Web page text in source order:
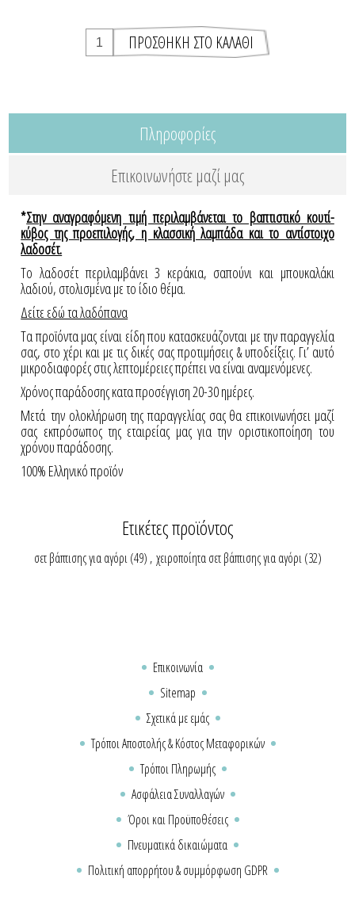
Πληροφορίες
Επικοινωνήστε μαζί μας
*Στην αναγραφόμενη τιμή περιλαμβάνεται το βαπτιστικό κουτί-
κύβος της προεπιλογής, η κλασσική λαμπάδα και το αντίστοιχο
λαδοσέτ.
Το λαδοσέτ περιλαμβάνει 3 κεράκια, σαπούνι και μπουκαλάκι
λαδιού, στολισμένα με το ίδιο θέμα.
Δείτε εδώ τα λαδόπανα
Τα προϊόντα μας είναι είδη που κατασκευάζονται με την παραγγελία
σας, στο χέρι και με τις δικές σας προτιμήσεις & υποδείξεις. Γι’ αυτό
μικροδιαφορές στις λεπτομέρειες πρέπει να είναι αναμενόμενες.
Χρόνος παράδοσης κατα προσέγγιση 20-30 ημέρες.
Μετά την ολοκλήρωση της παραγγελίας σας θα επικοινωνήσει μαζί
σας εκπρόσωπος της εταιρείας μας για την οριστικοποίηση του
χρόνου παράδοσης.
100% Ελληνικό προϊόν
Ετικέτες προϊόντος
σετ βάπτισης για αγόρι (49) , χειροποίητα σετ βάπτισης για αγόρι (32)
Επικοινωνία
Sitemap
Σχετικά με εμάς
Τρόποι Αποστολής & Κόστος Μεταφορικών
Τρόποι Πληρωμής
Ασφάλεια Συναλλαγών
Όροι και Προϋποθέσεις
Πνευματικά δικαιώματα
Πολιτική απορρήτου & συμμόρφωση GDPR